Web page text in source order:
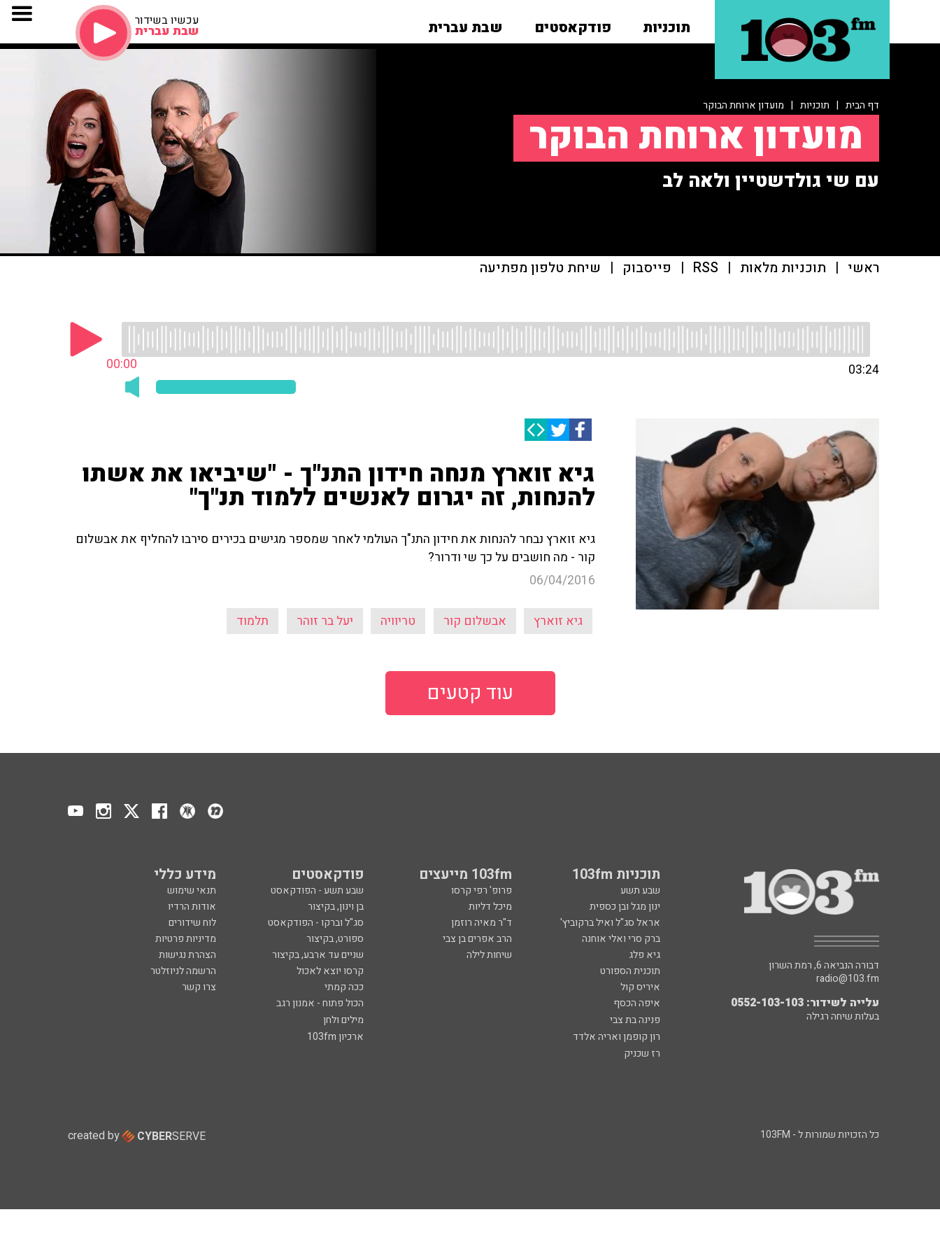
תוכניות פודקאסטים שבת עברית עכשיו בשידור
שבת עברית
דף הבית | תוכניות | מועדון ארוחת הבוקר
מועדון ארוחת הבוקר
עם שי גולדשטיין ולאה לב
ראשי | תוכניות מלאות |
RSS
| פייסבוק | שיחת טלפון מפתיעה
00:00 03:24
גיא זוארץ מנחה חידון התנ"ך - "שיביאו את אשתו
להנחות, זה יגרום לאנשים ללמוד תנ"ך"
גיא זוארץ נבחר להנחות את חידון התנ"ך העולמי לאחר שמספר מגישים בכירים סירבו להחליף את אבשלום
קור - מה חושבים על כך שי ודרור?
06/04/2016
גיא זוארץ אבשלום קור טריוויה יעל בר זוהר תלמוד
עוד קטעים
תוכניות 103fm 103fm מייעצים פודקאסטים מידע כללי
שבע תשע פרופ' רפי קרסו שבע תשע - הפודקאסט
תנאי שימוש
ינון מגל ובן כספית
מיכל דליות בן וינון, בקיצור
אודות הרדיו
אראל סג"ל ואיל ברקוביץ'
ד"ר מאיה רוזמן סג"ל וברקו - הפודקאסט
לוח שידורים
ברק סרי ואלי אוחנה
הרב אפרים בן צבי ספורט, בקיצור
מדיניות פרטיות
גיא פלג
שיחות לילה שניים עד ארבע, בקיצור
הצהרת נגישות
תוכנית הספורט
קרסו יוצא לאכול
הרשמה לניוזלטר
איריס קול
ככה קמתי
צרו קשר
איפה הכסף
הכול פתוח - אמנון רגב
פנינה בת צבי
מילים ולחן
רון קופמן ואריה אלדד
ארכיון 103fm
רז שכניק
דבורה הנביאה 6, רמת השרון
radio@103.fm
עלייה לשידור: 0552-103-103
בעלות שיחה רגילה
כל הזכויות שמורות ל - 103FM created by CYBERSERVE